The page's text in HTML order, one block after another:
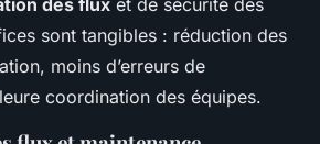
des flux et de sécurité des
sont tangibles : réduction des
moins d’erreurs de
coordination des équipes.